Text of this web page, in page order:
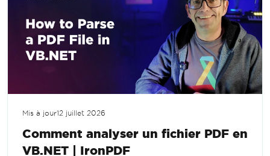
Mis à jour12 juillet 2026
Comment analyser un fichier PDF en
VB.NET | IronPDF